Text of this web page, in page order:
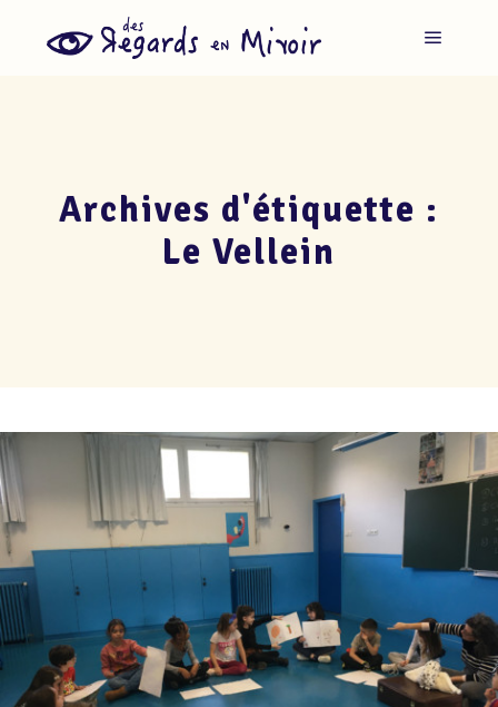
Archives d'étiquette :
Le Vellein